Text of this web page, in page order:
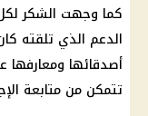
كما وجهت الشكر
الدعم الذي تلقته
أصدقائها
تتمكن من متابعة